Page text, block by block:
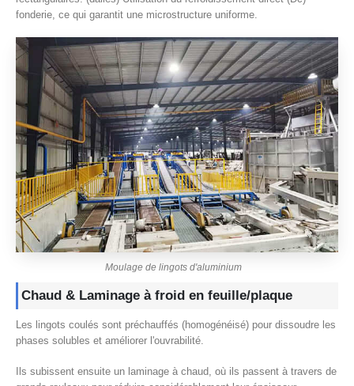
fonderie, ce qui garantit une microstructure uniforme.
Moulage de lingots d'aluminium
Chaud & Laminage à froid en feuille/plaque
Les lingots coulés sont préchauffés (homogénéisé) pour dissoudre les
phases solubles et améliorer l'ouvrabilité.
Ils subissent ensuite un laminage à chaud, où ils passent à travers de